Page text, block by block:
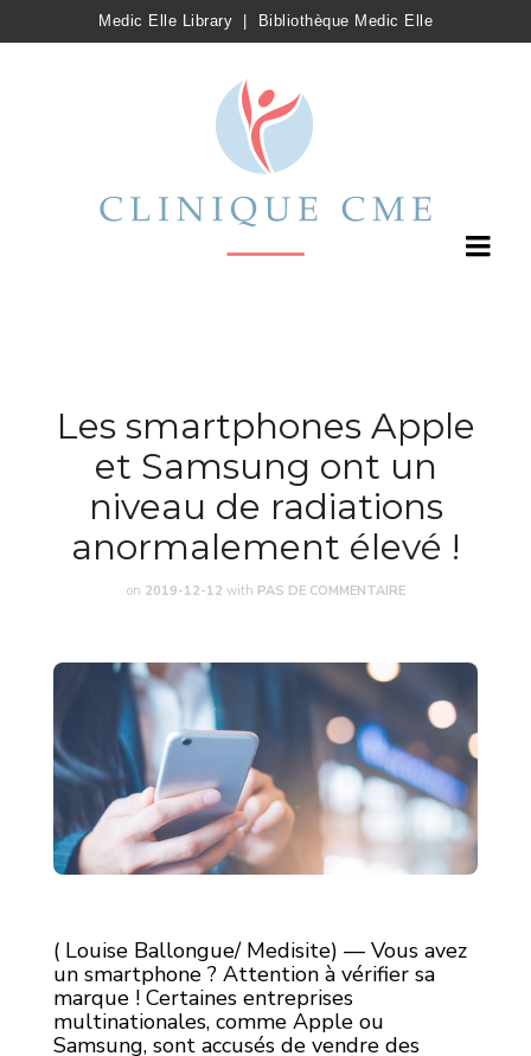
Medic Elle Library Bibliothèque Medic Elle
Les smartphones Apple
et Samsung ont un
niveau de radiations
anormalement élevé !
on 2019-12-12 with PAS DE COMMENTAIRE
( Louise Ballongue/ Medisite) — Vous avez
un smartphone ? Attention à vérifier sa
marque ! Certaines entreprises
multinationales, comme Apple ou
Samsung, sont accusés de vendre des